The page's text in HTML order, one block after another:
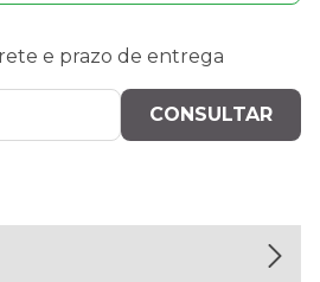
e prazo de entrega